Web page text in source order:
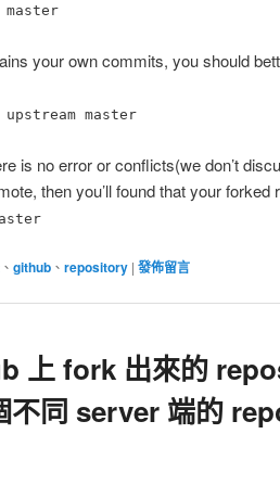
your own commits, you should
master
is no error or conflicts(we don’t
then you’ll found that your forked
、 github 、 repository | 發佈留言
上 fork 出來的
不同 server 端的